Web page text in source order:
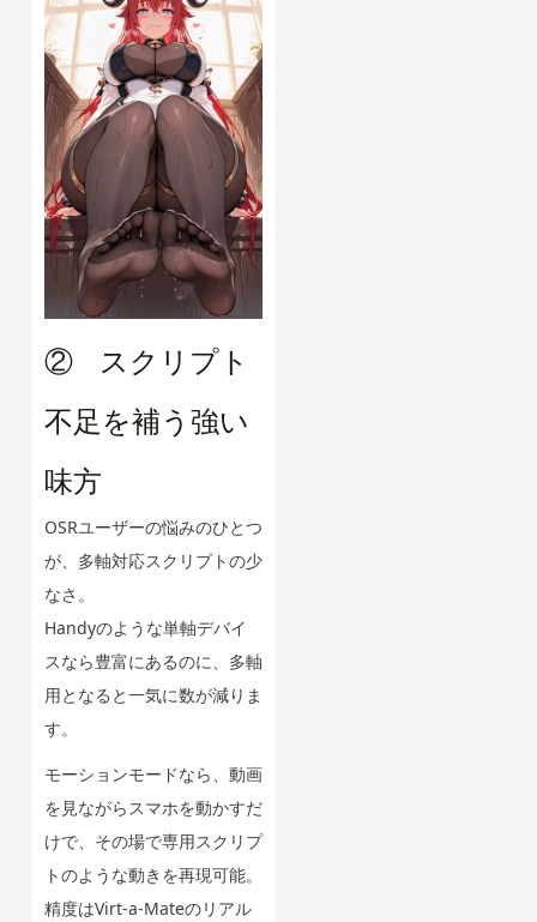
② スクリプト
不足を補う強い
味方
OSRユーザーの悩みのひとつ
が、多軸対応スクリプトの少
なさ。
Handyのような単軸デバイ
スなら豊富にあるのに、多軸
用となると一気に数が減りま
す。
モーションモードなら、動画
を見ながらスマホを動かすだ
けで、その場で専用スクリプ
トのような動きを再現可能。
精度はVirt-a-Mateのリアル